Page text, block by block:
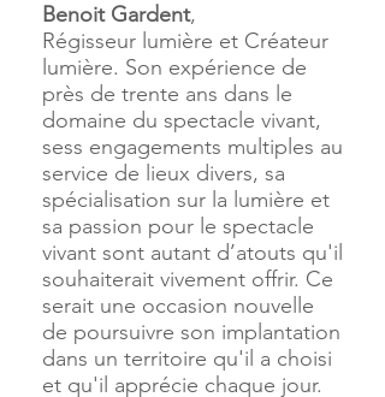
Benoit Gardent,
Régisseur lumière et Créateur
lumière. Son expérience de
près de trente ans dans le
domaine du spectacle vivant,
sess engagements multiples au
service de lieux divers, sa
spécialisation sur la lumière et
sa passion pour le spectacle
vivant sont autant d’atouts qu'il
souhaiterait vivement offrir. Ce
serait une occasion nouvelle
de poursuivre son implantation
dans un territoire qu'il a choisi
et qu'il apprécie chaque jour.